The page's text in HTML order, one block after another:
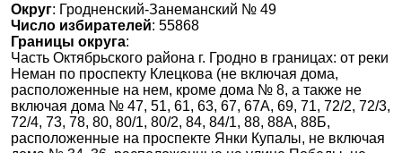
Округ: Гродненский-Занеманский № 49
Число избирателей: 55868
Границы округа:
Часть Октябрьского района г. Гродно в границах: от реки
Неман по проспекту Клецкова (не включая дома,
расположенные на нем, кроме дома № 8, а также не
включая дома № 47, 51, 61, 63, 67, 67А, 69, 71, 72/2, 72/3,
72/4, 73, 78, 80, 80/1, 80/2, 84, 84/1, 88, 88А, 88Б,
расположенные на проспекте Янки Купалы, не включая